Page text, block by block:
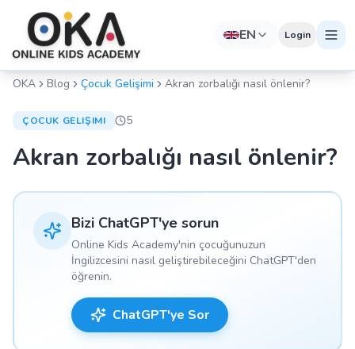
EN Login
OKA Blog Çocuk Gelişimi Akran zorbalığı nasıl önlenir?
ÇOCUK GELIŞIMI 5
Akran zorbalığı nasıl önlenir?
Bizi ChatGPT'ye sorun
Online Kids Academy'nin çocuğunuzun
İngilizcesini nasıl geliştirebileceğini ChatGPT'den
öğrenin.
ChatGPT'ye Sor